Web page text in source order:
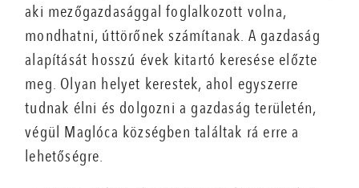
aki mezőgazdasággal foglalkozott volna,
mondhatni, úttörőnek számítanak. A gazdaság
alapítását hosszú évek kitartó keresése előzte
meg. Olyan helyet kerestek, ahol egyszerre
tudnak élni és dolgozni a gazdaság területén,
végül Maglóca községben találtak rá erre a
lehetőségre.